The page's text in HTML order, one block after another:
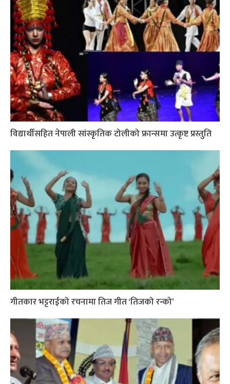
विद्यार्थीसहित नेपाली सांस्कृतिक टोलीको फ्रान्समा उत्कृष्ट प्रस्तुति
गीतकार भट्टराईको रचनामा तिज गीत ‘तिजको रन्को’